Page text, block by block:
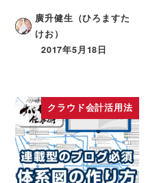
廣升健生（ひろますた
けお）
2017年5月18日
クラウド会計活用法